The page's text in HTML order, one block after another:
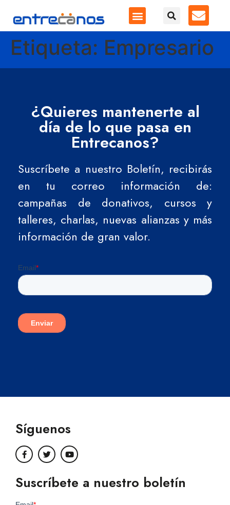
Etiqueta: Empresario
¿Quieres mantenerte al
día de lo que pasa en
Entrecanos?
Suscríbete a nuestro Boletín, recibirás
en tu correo información de:
campañas de donativos, cursos y
talleres, charlas, nuevas alianzas y más
información de gran valor.
Síguenos
Suscríbete a nuestro boletín